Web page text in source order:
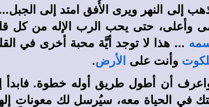
إلى النهر ويرى الأُفق امتد إلى
وأعلى، حتى يحب الرب الإله من
... هذا لا توجد أيَّة محبة أخرى في
وأنت على الأرض.
أن أطول طريق أوله خطوة. فابدأ
في الحياة معه، سيُرسل لك معونات